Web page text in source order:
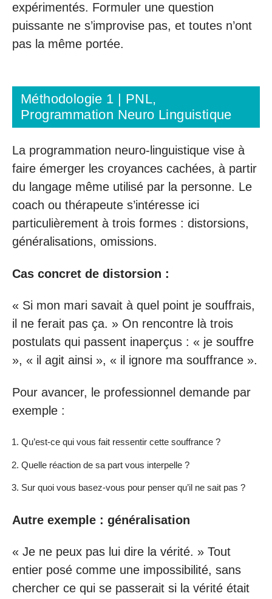
expérimentés. Formuler une question
puissante ne s’improvise pas, et toutes n’ont
pas la même portée.
Méthodologie 1 | PNL,
Programmation Neuro Linguistique
La programmation neuro-linguistique vise à
faire émerger les croyances cachées, à partir
du langage même utilisé par la personne. Le
coach ou thérapeute s’intéresse ici
particulièrement à trois formes : distorsions,
généralisations, omissions.
Cas concret de distorsion :
« Si mon mari savait à quel point je souffrais,
il ne ferait pas ça. » On rencontre là trois
postulats qui passent inaperçus : « je souffre
», « il agit ainsi », « il ignore ma souffrance ».
Pour avancer, le professionnel demande par
exemple :
Qu’est-ce qui vous fait ressentir cette souffrance ?
Quelle réaction de sa part vous interpelle ?
Sur quoi vous basez-vous pour penser qu’il ne sait pas ?
Autre exemple : généralisation
« Je ne peux pas lui dire la vérité. » Tout
entier posé comme une impossibilité, sans
chercher ce qui se passerait si la vérité était